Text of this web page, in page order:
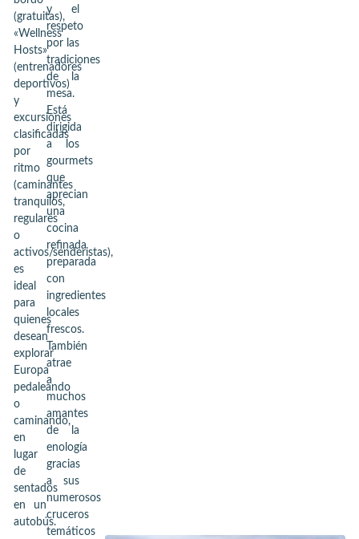
(gratuitas),
«Wellness
Hosts»
(entrenadores
deportivos)
y
excursiones
clasificadas
por
ritmo
(caminantes
tranquilos,
regulares
o
activos/senderistas),
es
ideal
para
quienes
desean
explorar
Europa
pedaleando
o
caminando,
en
lugar
de
sentados
en un
autobús.
y el
respeto
por las
tradiciones
de la
mesa.
Está
dirigida
a los
gourmets
que
aprecian
una
cocina
refinada
preparada
con
ingredientes
locales
frescos.
También
atrae
a
muchos
amantes
de la
enología
gracias
a sus
numerosos
cruceros
temáticos